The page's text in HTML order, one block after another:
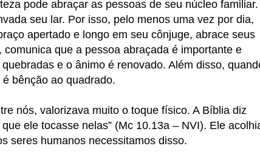
pode abraçar as pessoas de seu núcleo familiar.
seu lar. Por isso, pelo menos uma vez por dia,
apertado e longo em seu cônjuge, abrace seus
que a pessoa abraçada é importante e
e o ânimo é renovado. Além disso,
bênção ao quadrado.
nós, valorizava muito o toque físico. A Bíblia diz
ele tocasse nelas” (Mc 10.13a – NVI). Ele
seres humanos necessitamos disso.